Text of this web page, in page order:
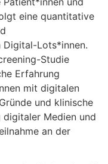
eine quantitative
Digital-Lots*innen.
Studie
Erfahrung
mit digitalen
und klinische
Medien und
an der